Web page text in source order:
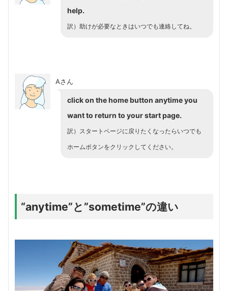
help.
訳）助けが必要なときはいつでも連絡してね。
Aさん
click on the home button anytime you
want to return to your start page.
訳）スタートページに戻りたくなったらいつでも
ホームボタンをクリックしてください。
“anytime”と”sometime”の違い